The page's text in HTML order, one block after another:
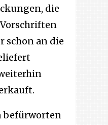
die
schon an die
befürworten